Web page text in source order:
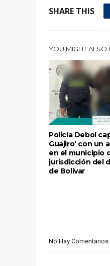
SHARE THIS
YOU MIGHT ALSO
Policía Debol
Guajiro' con un
en el municipio
jurisdicción del
de Bolívar
No Hay Comentarios: